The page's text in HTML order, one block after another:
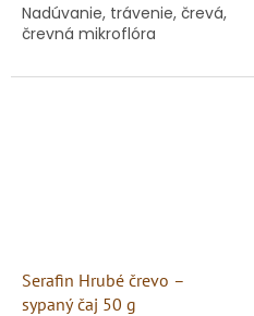
Nadúvanie, trávenie, črevá,
črevná mikroflóra
Serafin Hrubé črevo –
sypaný čaj 50 g